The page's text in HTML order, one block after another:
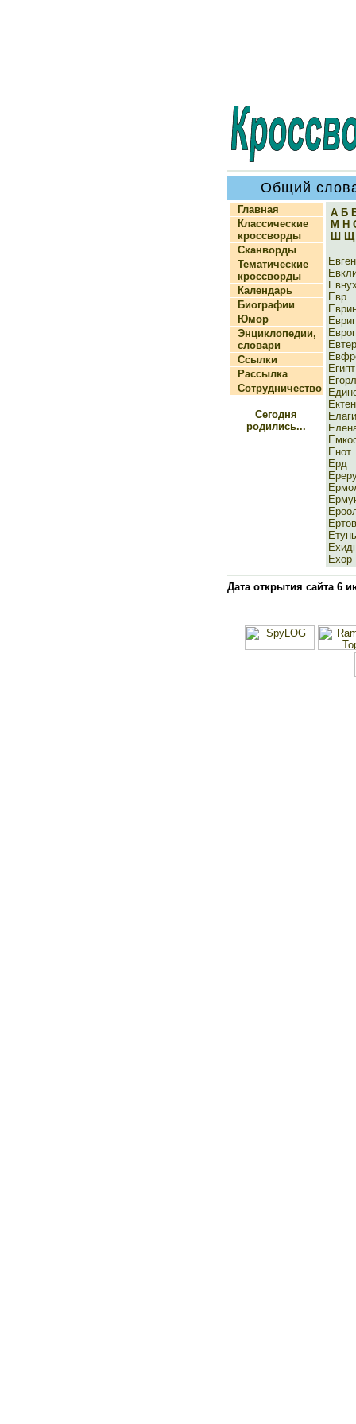
Общий
Главная
Классические
кроссворды
Сканворды
Тематические
кроссворды
Календарь
Биографии
Юмор
Энциклопедии,
словари
Ссылки
Рассылка
Сотрудничество
Сегодня
родились...
А Б
М Н
Ш Щ
Евр
Египт
Енот
Ерд
Ехор
Дата открытия сайта 6